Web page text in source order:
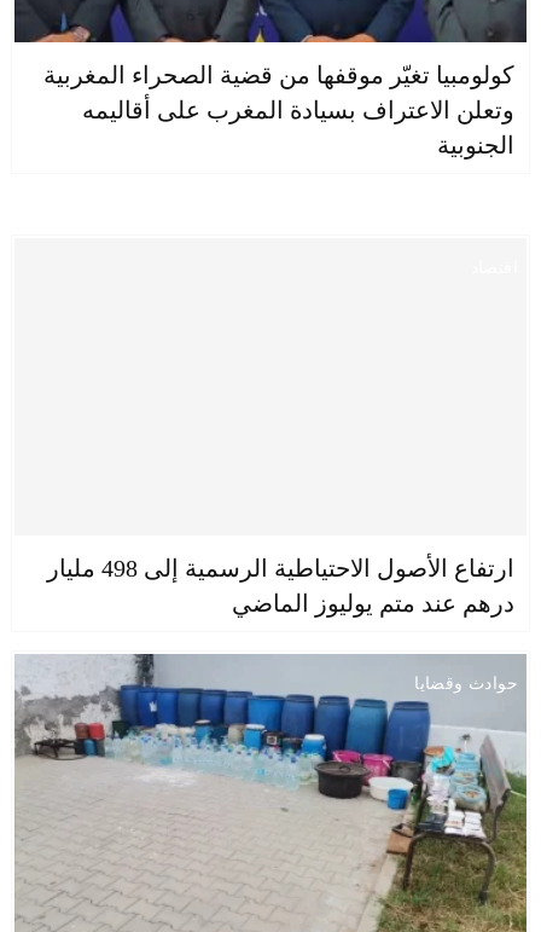
كولومبيا تغيّر موقفها من قضية الصحراء المغربية
وتعلن الاعتراف بسيادة المغرب على أقاليمه
الجنوبية
ارتفاع الأصول الاحتياطية الرسمية إلى 498 مليار
درهم عند متم يوليوز الماضي
حوادث وقضايا